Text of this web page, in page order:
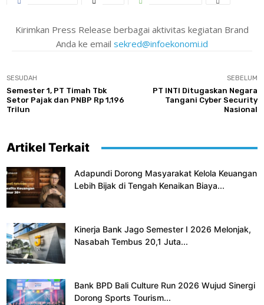
Kirimkan Press Release berbagai aktivitas kegiatan Brand
Anda ke email sekred@infoekonomi.id
SESUDAH
Semester 1, PT Timah Tbk
Setor Pajak dan PNBP Rp 1,196
Trilun
SEBELUM
PT INTI Ditugaskan Negara
Tangani Cyber Security
Nasional
Artikel Terkait
Adapundi Dorong Masyarakat Kelola Keuangan
Lebih Bijak di Tengah Kenaikan Biaya...
Kinerja Bank Jago Semester I 2026 Melonjak,
Nasabah Tembus 20,1 Juta...
Bank BPD Bali Culture Run 2026 Wujud Sinergi
Dorong Sports Tourism...